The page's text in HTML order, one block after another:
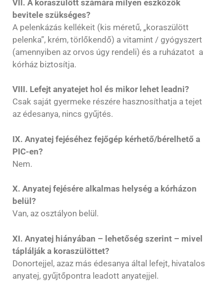
VII. A koraszülött számára milyen eszközök
bevitele szükséges?
A pelenkázás kellékeit (kis méretű, „koraszülött
pelenka”, krém, törlőkendő) a vitamint / gyógyszert
(amennyiben az orvos úgy rendeli) és a ruházatot a
kórház biztosítja.
VIII. Lefejt anyatejet hol és mikor lehet leadni?
Csak saját gyermeke részére hasznosíthatja a tejet
az édesanya, nincs gyűjtés.
IX. Anyatej fejéséhez fejőgép kérhető/bérelhető a
PIC-en?
Nem.
X. Anyatej fejésére alkalmas helység a kórházon
belül?
Van, az osztályon belül.
XI. Anyatej hiányában – lehetőség szerint – mivel
táplálják a koraszülöttet?
Donortejjel, azaz más édesanya által lefejt, hivatalos
anyatej, gyűjtőpontra leadott anyatejjel.